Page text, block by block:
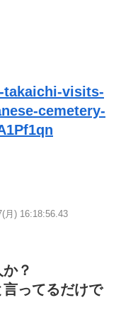
takaichi-visits-
cemetery-
月) 16:18:56.43
？
ってるだけで